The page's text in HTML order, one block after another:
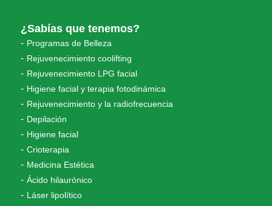
¿Sabías que tenemos?
Programas de Belleza
Rejuvenecimiento coolifting
Rejuvenecimiento LPG facial
Higiene facial y terapia fotodinámica
Rejuvenecimiento y la radiofrecuencia
Depilación
Higiene facial
Crioterapia
Medicina Estética
Ácido hilaurónico
Láser lipolítico